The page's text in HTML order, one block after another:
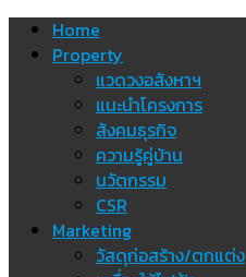
Skip Home
Property
แวดวงอสังหาฯ
แนะนำโครงการ
สังคมธุรกิจ
ความรู้คู่บ้าน
นวัตกรรม
CSR
Marketing
วัสดุก่อสร้าง/ตกแต่ง